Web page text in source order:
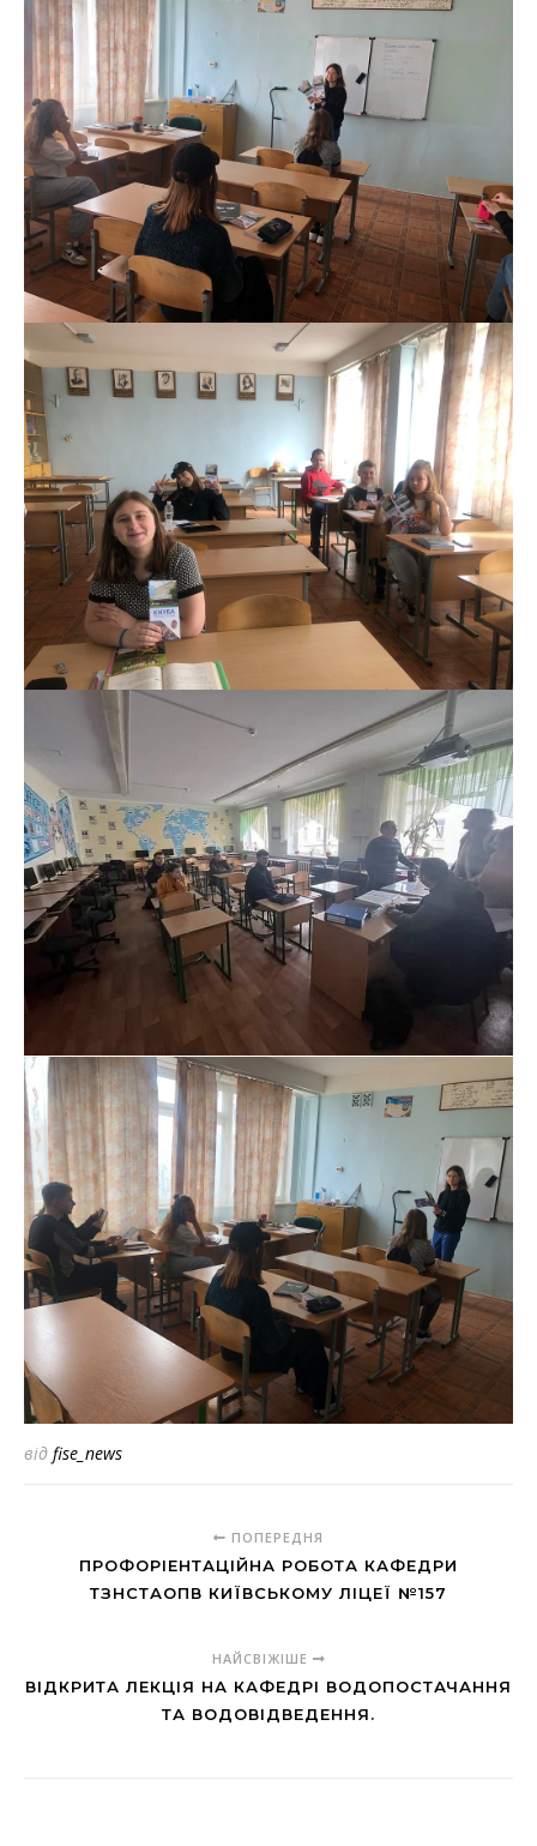
від fise_news
ПОПЕРЕДНЯ
ПРОФОРІЕНТАЦІЙНА РОБОТА КАФЕДРИ
ТЗНСТАОПВ КИЇВСЬКОМУ ЛІЦЕЇ №157
НАЙСВІЖІШЕ
ВІДКРИТА ЛЕКЦІЯ НА КАФЕДРІ ВОДОПОСТАЧАННЯ
ТА ВОДОВІДВЕДЕННЯ.